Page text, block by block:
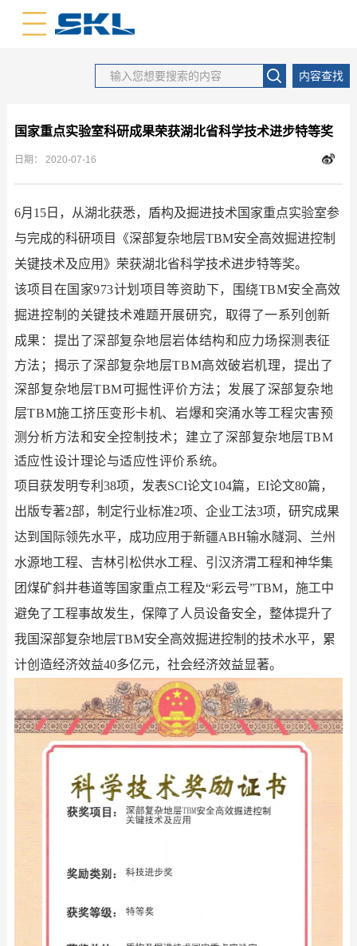
中文版 英文版
内容查找
国家重点实验室科研成果荣获湖北省科学技术进步特等奖
日期： 2020-07-16
6月 1 5日，从湖北获悉，盾构及掘进技术国家重点实验室参
与完成的科研项目《深部复杂地层TBM安全高效掘进控制
关键技术及应用》荣获湖北省科学技术进步特等奖。
该项目在国家973计划项目等资助下，围绕TBM安全高效
掘进控制的关键技术难题开展研究，取得了一系列创新
成果： 提出了深部复杂地层岩体结构和应力场探测表征
方法；揭示了深部复杂地层TBM高效破岩机理，提出了
深部复杂地层TBM可掘性评价方法； 发展了深部复杂地
层TBM施工挤压变形卡机、岩爆和突涌水等工程灾害预
测分析方法和安全控制技术； 建立了深部复杂地层TBM
适应性设计理论与适应性评价系统。
项目获发明专利 38项，发表SCI论文104篇，EI论文80篇，
出版专著2部，制定行业标准2项、企业工法3项，研究成果
达到国际领先水平，成功应用于新疆ABH输水隧洞、兰州
水源地工程、吉林引松供水工程、引汉济渭工程和神华集
团煤矿斜井巷道等国家重点工程及“彩云号”TBM，施工中
避免了工程事故发生，保障了人员设备安全，整体提升了
我国深部复杂地层TBM安全高效掘进控制的技术水平，累
计创造经济效益40多亿元，社会经济效益显著。